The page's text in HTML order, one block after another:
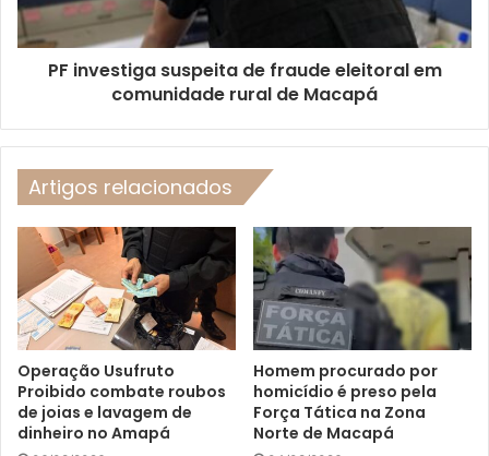
PF investiga suspeita de fraude eleitoral em
comunidade rural de Macapá
Artigos relacionados
Operação Usufruto
Proibido combate roubos
de joias e lavagem de
dinheiro no Amapá
Homem procurado por
homicídio é preso pela
Força Tática na Zona
Norte de Macapá